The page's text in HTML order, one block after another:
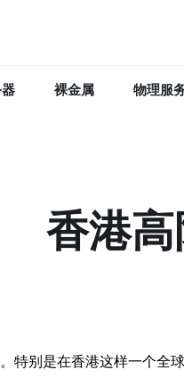
裸金属 物理服
香港
特别是在香港这样一个全